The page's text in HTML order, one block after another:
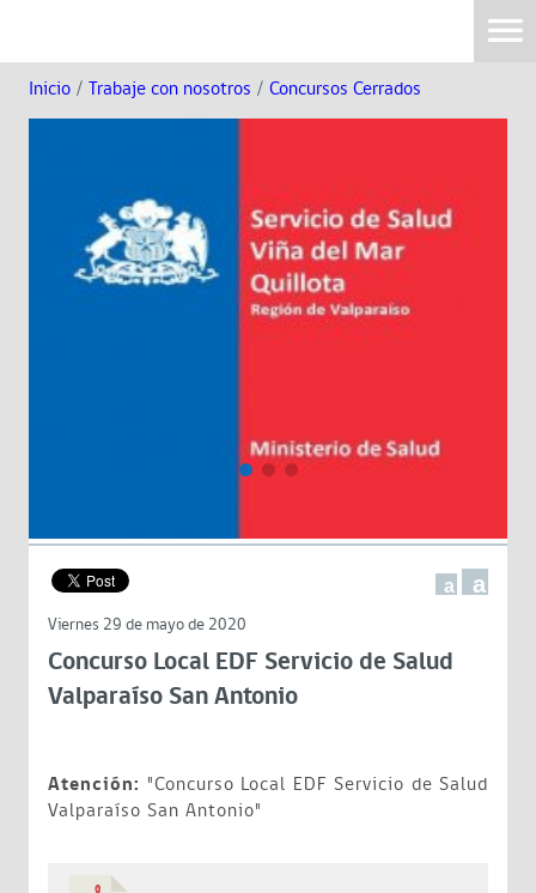
Inicio / Trabaje con nosotros / Concursos Cerrados
a a
Viernes 29 de mayo de 2020
Concurso Local EDF Servicio de Salud
Valparaíso San Antonio
Atención: "Concurso Local EDF Servicio de Salud
Valparaíso San Antonio"